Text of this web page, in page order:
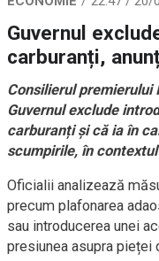
Guvernul
carburanți,
Consilierul
Guvernul exclude
carburanți și că ia în
scumpirile, în
Oficialii analizează
precum plafonarea
sau introducerea unei
presiunea asupra pieței